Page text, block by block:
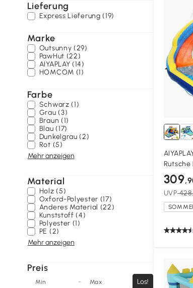
Lieferung
Express Lieferung (19)
Marke
Outsunny (29)
PawHut (22)
AIYAPLAY (14)
HOMCOM (1)
Farbe
Schwarz (1)
Grau (3)
Braun (1)
Blau (17)
Dunkelgrau (2)
Rot (5)
Mehr anzeigen
Material
Holz (5)
Oxford-Polyester (17)
Anderes Material (22)
Kunststoff (4)
Polyester (1)
PE (2)
Mehr anzeigen
Preis
Min - Max
Los!
309
UVP